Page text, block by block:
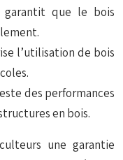
garantit que le bois
l’utilisation de bois
des performances
en bois.
une garantie